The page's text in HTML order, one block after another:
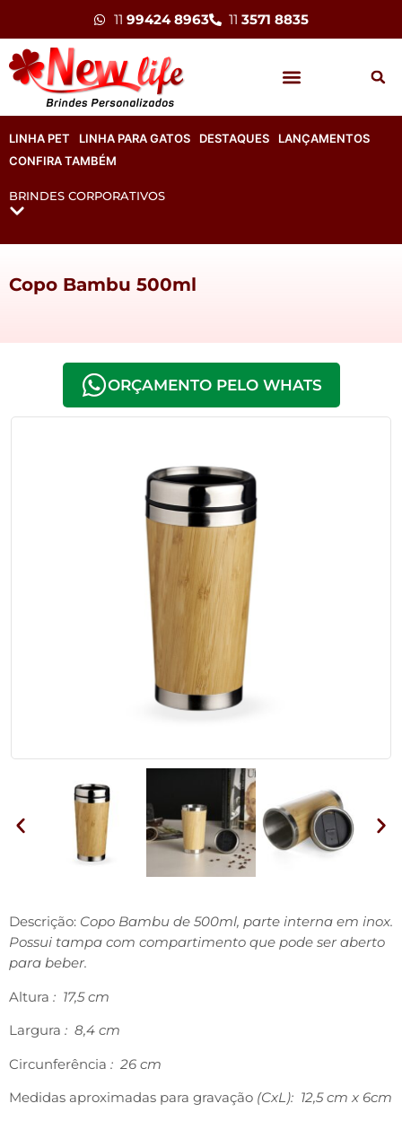
11 99424 8963 11 3571 8835
LINHA PET LINHA PARA GATOS DESTAQUES
LANÇAMENTOS
CONFIRA TAMBÉM
BRINDES CORPORATIVOS
Copo Bambu 500ml
ORÇAMENTO PELO WHATS
Descrição: Copo Bambu de 500ml, parte interna em inox.
Possui tampa com compartimento que pode ser aberto
para beber.
Altura : 17,5 cm
Largura : 8,4 cm
Circunferência : 26 cm
Medidas aproximadas para gravação (CxL): 12,5 cm x 6cm